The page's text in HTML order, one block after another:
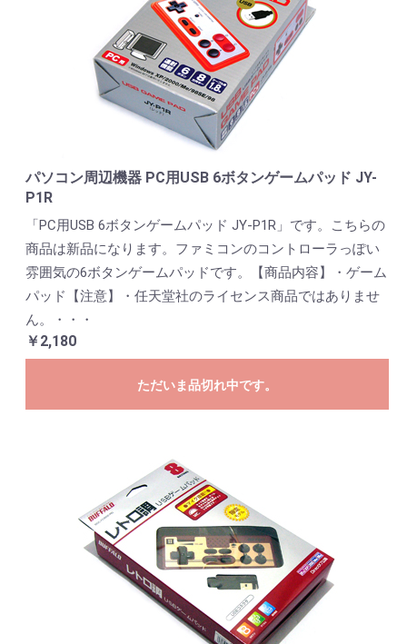
パソコン周辺機器 PC用USB 6ボタンゲームパッド JY-
P1R
「PC用USB 6ボタンゲームパッド JY-P1R」です。こちらの
商品は新品になります。ファミコンのコントローラっぽい
雰囲気の6ボタンゲームパッドです。【商品内容】・ゲーム
パッド【注意】・任天堂社のライセンス商品ではありませ
ん。・・・
￥2,180
ただいま品切れ中です。